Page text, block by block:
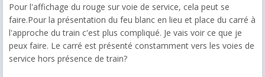
Pour l'affichage du rouge sur voie de service, cela peut se
faire.Pour la présentation du feu blanc en lieu et place du carré à
l'approche du train c'est plus compliqué. Je vais voir ce que je
peux faire. Le carré est présenté constamment vers les voies de
service hors présence de train?